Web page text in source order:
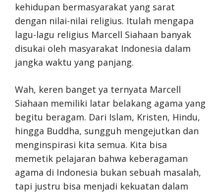
kehidupan bermasyarakat yang sarat
dengan nilai-nilai religius. Itulah mengapa
lagu-lagu religius Marcell Siahaan banyak
disukai oleh masyarakat Indonesia dalam
jangka waktu yang panjang.
Wah, keren banget ya ternyata Marcell
Siahaan memiliki latar belakang agama yang
begitu beragam. Dari Islam, Kristen, Hindu,
hingga Buddha, sungguh mengejutkan dan
menginspirasi kita semua. Kita bisa
memetik pelajaran bahwa keberagaman
agama di Indonesia bukan sebuah masalah,
tapi justru bisa menjadi kekuatan dalam